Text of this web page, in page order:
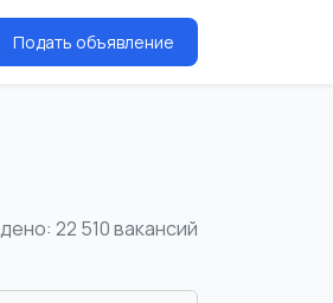
Подать объявление
22 510 вакансий